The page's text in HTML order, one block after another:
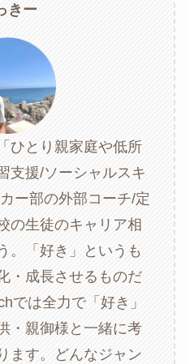
きー
ひとり親家庭や低所
支援/ソーシャルスキ
ー部の外部コーチ/定
の生徒のキャリア相
。「好き」というも
・成長させるものだ
では全力で「好き」
・親御様と一緒に考
ます。どんなジャン